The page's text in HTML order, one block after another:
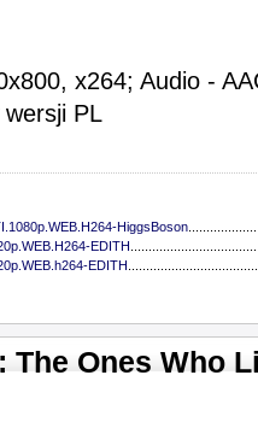
x264; Audio -
PL
HiggsBoson
EDITH
EDITH
EDITH
EDITH
The Ones Who